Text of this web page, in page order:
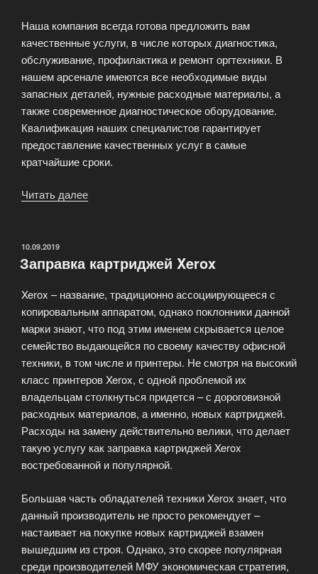
Наша компания всегда готова предложить вам
качественные услуги, в числе которых диагностика,
обслуживание, профилактика и ремонт оргтехники. В
нашем арсенале имеются все необходимые виды
запасных деталей, нужные расходные материалы, а
также современное диагностическое оборудование.
Квалификация наших специалистов гарантирует
предоставление качественных услуг в самые
кратчайшие сроки.
Читать далее
ксероксов)»
ОПУБЛИКОВАНО
10.09.2019
Заправка картриджей Xerox
Xerox – название, традиционно ассоциирующееся с
копировальным аппаратом, однако поклонники данной
марки знают, что под этим именем скрывается целое
семейство выдающейся по своему качеству офисной
техники, в том числе и принтеры. Не смотря на высокий
класс принтеров Xerox, с одной проблемой их
владельцам столкнуться придется – с дороговизной
расходных материалов, а именно, новых картриджей.
Расходы на замену действительно велики, что делает
такую услугу как заправка картриджей Xerox
востребованной и популярной.
Большая часть обладателей техники Xerox знает, что
данный производитель не просто рекомендует –
настаивает на покупке новых картриджей взамен
вышедшим из строя. Однако, это скорее популярная
среди производителей МФУ экономическая стратегия,